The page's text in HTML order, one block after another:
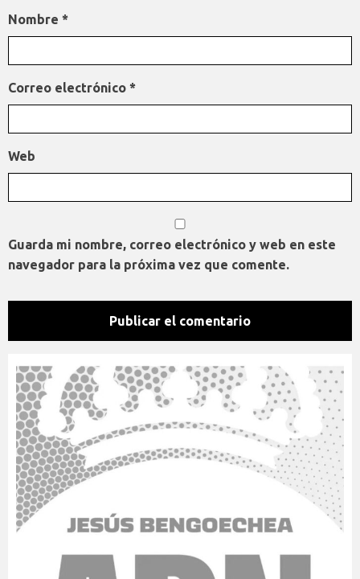
Nombre *
Correo electrónico *
Web
Guarda mi nombre, correo electrónico y web en este
navegador para la próxima vez que comente.